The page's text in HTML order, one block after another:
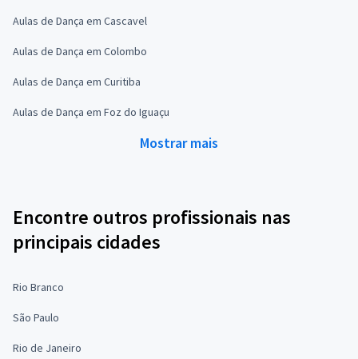
Aulas de Dança em Cascavel
Aulas de Dança em Colombo
Aulas de Dança em Curitiba
Aulas de Dança em Foz do Iguaçu
Mostrar mais
Encontre outros profissionais nas
principais cidades
Rio Branco
São Paulo
Rio de Janeiro